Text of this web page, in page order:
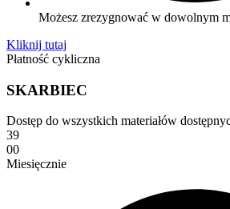
Możesz zrezygnować w dowolnym
Kliknij tutaj
Płatność cykliczna
SKARBIEC
Dostęp do wszystkich materiałów
39
00
Miesięcznie